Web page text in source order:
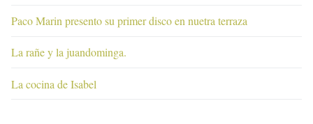
Paco Marin presento su primer disco en nuetra terraza
La rañe y la juandominga.
La cocina de Isabel